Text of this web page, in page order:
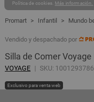
Política de cookies. Más información.
Infantil Mundo
Vendido y despachado por
Silla de Comer Voyage
VOYAGE SKU: 1001293786
Exclusivo para venta web